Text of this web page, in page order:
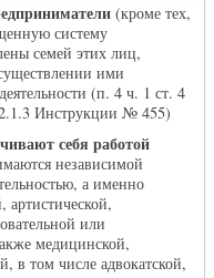
(кроме тех,
систему
семей этих лиц,
ими
(п. 4 ч. 1 ст. 4
Инструкции № 455)
себя работой
независимой
а именно
артистической,
или
медицинской,
в том числе адвокатской,